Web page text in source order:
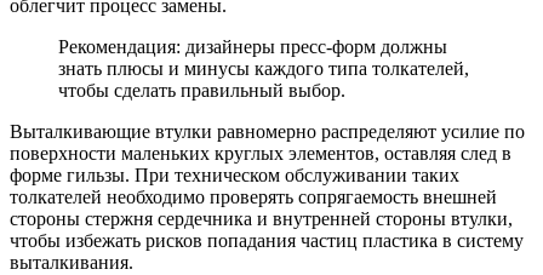
облегчит процесс замены.
Рекомендация: дизайнеры пресс-форм должны
знать плюсы и минусы каждого типа толкателей,
чтобы сделать правильный выбор.
Выталкивающие втулки равномерно распределяют усилие по
поверхности маленьких круглых элементов, оставляя след в
форме гильзы. При техническом обслуживании таких
толкателей необходимо проверять сопрягаемость внешней
стороны стержня сердечника и внутренней стороны втулки,
чтобы избежать рисков попадания частиц пластика в систему
выталкивания.